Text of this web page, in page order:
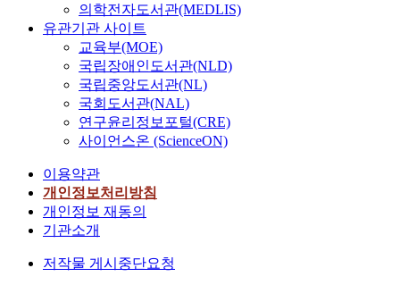
의학전자도서관(MEDLIS)
유관기관 사이트
교육부(MOE)
국립장애인도서관(NLD)
국립중앙도서관(NL)
국회도서관(NAL)
연구윤리정보포털(CRE)
사이언스온 (ScienceON)
이용약관
개인정보처리방침
개인정보 재동의
기관소개
저작물 게시중단요청